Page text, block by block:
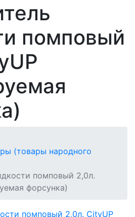
помповый
(товары народного
помповый 2,0л.
форсунка)